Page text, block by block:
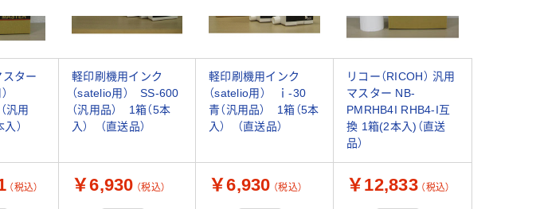
ター
）
汎用
入）
軽印刷機用インク
（satelio用） SS-600
（汎用品） 1箱（5本
入） （直送品）
軽印刷機用インク
（satelio用） ｉ-30
青（汎用品） 1箱（5本
入） （直送品）
リコー（RICOH） 汎用
マスター NB-
PMRHB4I RHB4-I互
換 1箱(2本入)（直送
品）
（税込） ￥6,930 （税込） ￥6,930 （税込） ￥12,833 （税込）